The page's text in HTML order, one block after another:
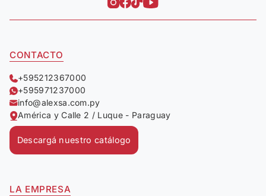
CONTACTO
+595212367000
+595971237000
info@alexsa.com.py
América y Calle 2 / Luque - Paraguay
Descargá nuestro catálogo
LA EMPRESA